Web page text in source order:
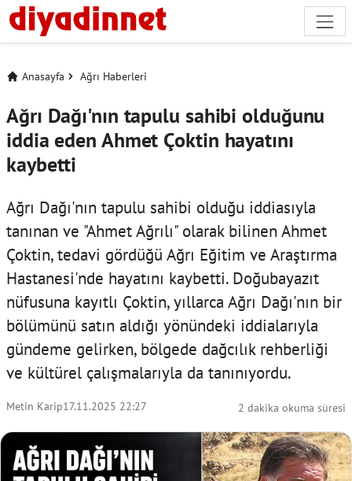
Anasayfa Ağrı Haberleri
Ağrı Dağı'nın tapulu sahibi olduğunu
iddia eden Ahmet Çoktin hayatını
kaybetti
Ağrı Dağı'nın tapulu sahibi olduğu iddiasıyla
tanınan ve "Ahmet Ağrılı" olarak bilinen Ahmet
Çoktin, tedavi gördüğü Ağrı Eğitim ve Araştırma
Hastanesi'nde hayatını kaybetti. Doğubayazıt
nüfusuna kayıtlı Çoktin, yıllarca Ağrı Dağı'nın bir
bölümünü satın aldığı yönündeki iddialarıyla
gündeme gelirken, bölgede dağcılık rehberliği
ve kültürel çalışmalarıyla da tanınıyordu.
Metin Karip17.11.2025 22:27 2 dakika okuma süresi